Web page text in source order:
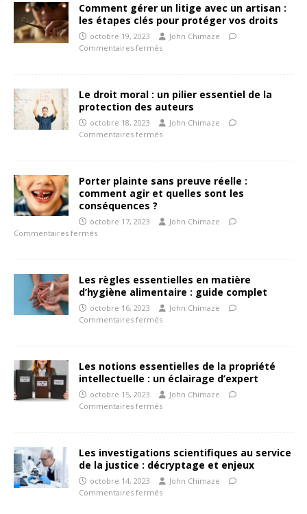
Comment gérer un litige avec un artisan :
les étapes clés pour protéger vos droits
octobre 19, 2023
John Chimaze
Commentaires fermés
Le droit moral : un pilier essentiel de la
protection des auteurs
octobre 18, 2023
John Chimaze
Commentaires fermés
Porter plainte sans preuve réelle :
comment agir et quelles sont les
conséquences ?
octobre 17, 2023
John Chimaze
Commentaires fermés
Les règles essentielles en matière
d’hygiène alimentaire : guide complet
octobre 16, 2023
John Chimaze
Commentaires fermés
Les notions essentielles de la propriété
intellectuelle : un éclairage d’expert
octobre 15, 2023
John Chimaze
Commentaires fermés
Les investigations scientifiques au service
de la justice : décryptage et enjeux
octobre 14, 2023
John Chimaze
Commentaires fermés